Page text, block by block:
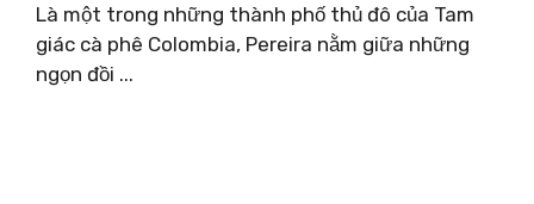
Là một trong những thành phố thủ đô của Tam
giác cà phê Colombia, Pereira nằm giữa những
ngọn đồi ...